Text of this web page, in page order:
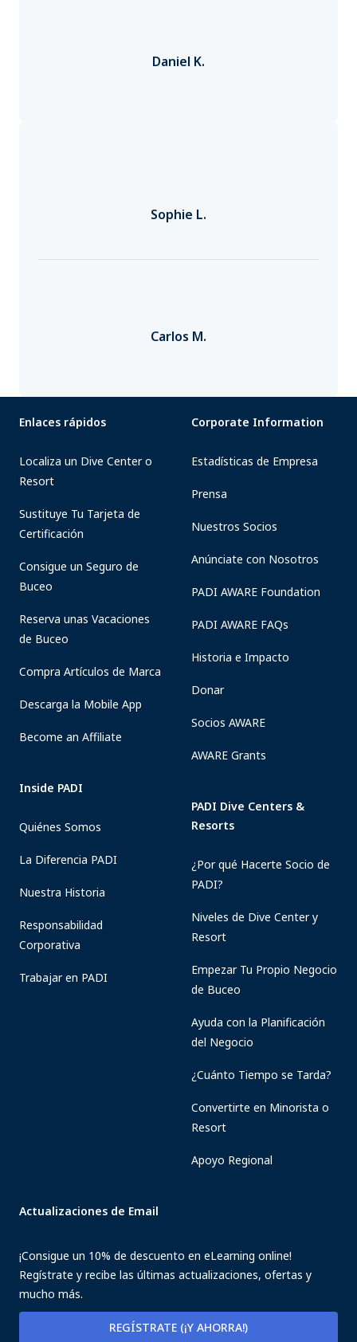
Daniel K.
Sophie L.
Carlos M.
Enlaces rápidos
Localiza un Dive Center o
Resort
Sustituye Tu Tarjeta de
Certificación
Consigue un Seguro de
Buceo
Reserva unas Vacaciones
de Buceo
Compra Artículos de Marca
Descarga la Mobile App
Become an Affiliate
Inside PADI
Quiénes Somos
La Diferencia PADI
Nuestra Historia
Responsabilidad
Corporativa
Trabajar en PADI
Corporate Information
Estadísticas de Empresa
Prensa
Nuestros Socios
Anúnciate con Nosotros
PADI AWARE Foundation
PADI AWARE FAQs
Historia e Impacto
Donar
Socios AWARE
AWARE Grants
PADI Dive Centers &
Resorts
¿Por qué Hacerte Socio de
PADI?
Niveles de Dive Center y
Resort
Empezar Tu Propio Negocio
de Buceo
Ayuda con la Planificación
del Negocio
¿Cuánto Tiempo se Tarda?
Convertirte en Minorista o
Resort
Apoyo Regional
Actualizaciones de Email
¡Consigue un 10% de descuento en eLearning online!
Regístrate y recibe las últimas actualizaciones, ofertas y
mucho más.
REGÍSTRATE (¡Y AHORRA!)